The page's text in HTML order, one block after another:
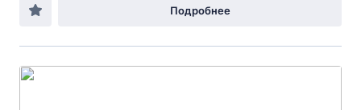
Подробнее